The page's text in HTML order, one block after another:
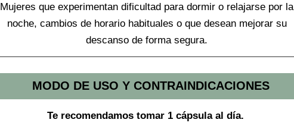
Mujeres que experimentan dificultad para dormir o relajarse por la
noche, cambios de horario habituales o que desean mejorar su
descanso de forma segura.
MODO DE USO Y CONTRAINDICACIONES
Te recomendamos tomar 1 cápsula al día.